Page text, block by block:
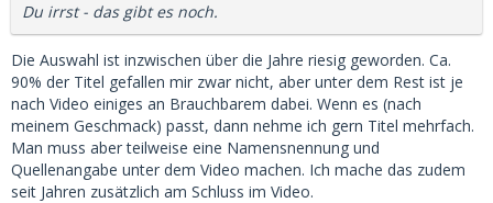
Du irrst - das gibt es noch.
Die Auswahl ist inzwischen über die Jahre riesig geworden. Ca.
90% der Titel gefallen mir zwar nicht, aber unter dem Rest ist je
nach Video einiges an Brauchbarem dabei. Wenn es (nach
meinem Geschmack) passt, dann nehme ich gern Titel mehrfach.
Man muss aber teilweise eine Namensnennung und
Quellenangabe unter dem Video machen. Ich mache das zudem
seit Jahren zusätzlich am Schluss im Video.